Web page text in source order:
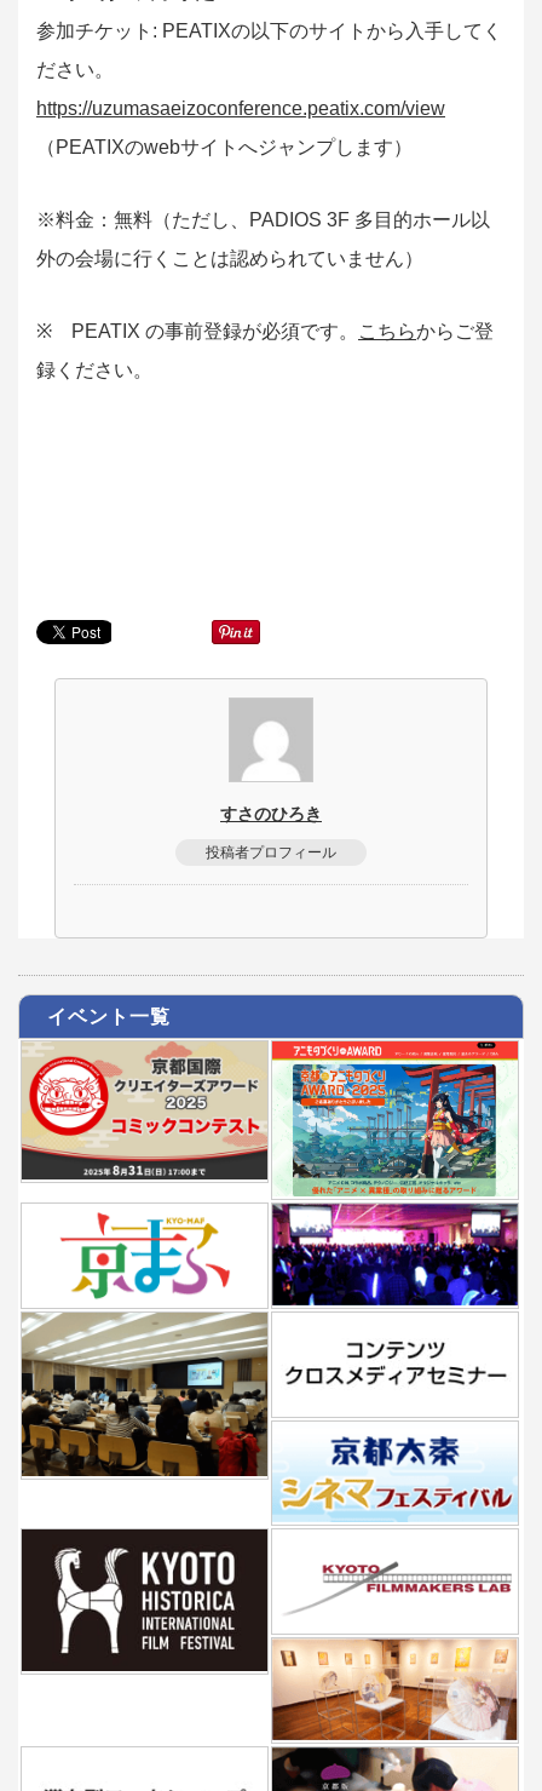
参加チケット: PEATIXの以下のサイトから入手してく
ださい。
https://uzumasaeizoconference.peatix.com/view
（PEATIXのwebサイトへジャンプします）
※料金：無料（ただし、PADIOS 3F 多目的ホール以
外の会場に行くことは認められていません）
※ PEATIX の事前登録が必須です。 こちらからご登
録ください。
すさのひろき
投稿者プロフィール
イベント一覧